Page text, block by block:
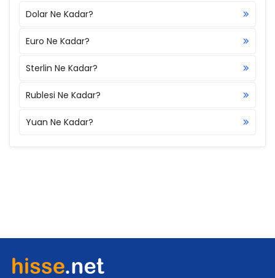
Dolar Ne Kadar?
Euro Ne Kadar?
Sterlin Ne Kadar?
Rublesi Ne Kadar?
Yuan Ne Kadar?